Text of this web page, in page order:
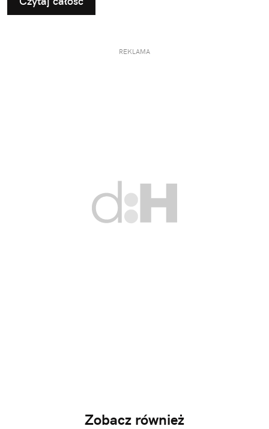
REKLAMA
Zobacz również